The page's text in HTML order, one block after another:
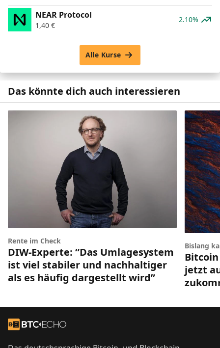
NEAR Protocol
1,40 €
2.10%
Alle Kurse
Das könnte dich auch interessieren
Rente im Check
DIW-Experte: “Das Umlagesystem
ist viel stabiler und nachhaltiger
als es häufig dargestellt wird”
Bislang
Bitcoin
jetzt
Zur Startseite